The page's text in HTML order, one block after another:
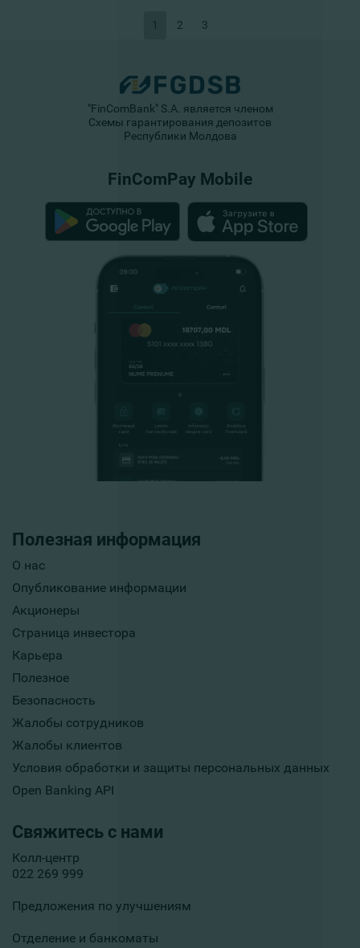
1 2 3
Полезная информация
О нас
Опубликование информации
Акционеры
Страница инвестора
Карьера
Полезное
Безопасность
Жалобы сотрудников
Жалобы клиентов
Условия обработки и защиты персональных данных
Open Banking API
Свяжитесь с нами
Колл-центр
022 269 999
Предложения по улучшениям
Отделение и банкоматы
"FinComBank" S.A. является членом
Схемы гарантирования депозитов
Республики Молдова
FinComPay Mobile